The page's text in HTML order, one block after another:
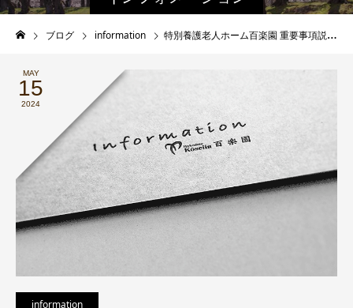
ブログ information 特別養護老人ホーム百楽園 重要事項説明書
MAY
15
2024
information